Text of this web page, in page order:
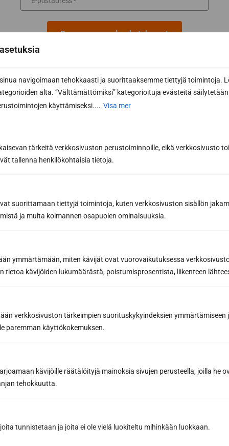
navigoimaan tehokkaasti ja suorittaaksemme tiettyjä toimintoja.
alta. ”Välttämättömiksi” kategorioituja evästeitä säilytetään
käyttämiseksi.... Visa mer
tärkeitä verkkosivuston perustoiminnoille, eikä verkkosivusto
tallenna henkilökohtaisia tietoja.
suorittamaan tiettyjä toimintoja, kuten verkkosivuston sisällön
ja muita kolmannen osapuolen ominaisuuksia.
ymmärtämään, miten kävijät ovat vuorovaikutuksessa
tietoa kävijöiden lukumäärästä, poistumisprosentista, liikenteen
verkkosivuston tärkeimpien suorituskykyindeksien ymmärtämiseen
paremman käyttökokemuksen.
kävijöille räätälöityjä mainoksia sivujen perusteella, joilla he
tehokkuutta.
tunnistetaan ja joita ei ole vielä luokiteltu mihinkään luokkaan.
Prenumerera på nyhetsbrevet
integritetspolicy
Du kan när som helst säga upp din prenumeration och du kommer
då inte att vara bunden av den.
med vår programvara för
bastudesign?
Sun Sauna Oy, Jyväskylä
040 3470 220